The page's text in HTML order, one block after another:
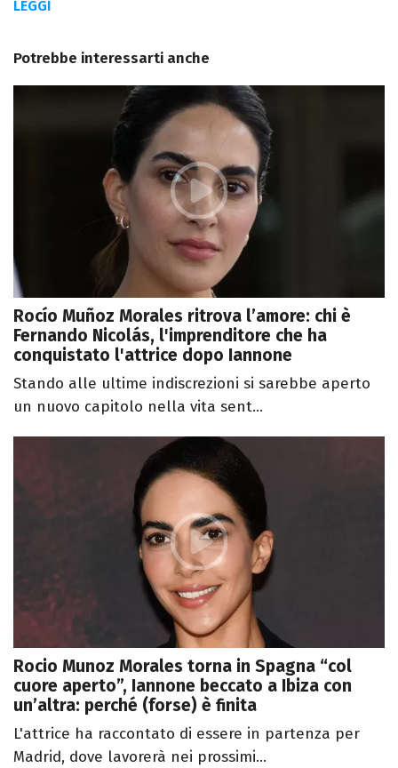
LEGGI
Potrebbe interessarti anche
Rocío Muñoz Morales ritrova l’amore: chi è
Fernando Nicolás, l'imprenditore che ha
conquistato l'attrice dopo Iannone
Stando alle ultime indiscrezioni si sarebbe aperto
un nuovo capitolo nella vita sent...
Rocio Munoz Morales torna in Spagna “col
cuore aperto”, Iannone beccato a Ibiza con
un’altra: perché (forse) è finita
L'attrice ha raccontato di essere in partenza per
Madrid, dove lavorerà nei prossimi...